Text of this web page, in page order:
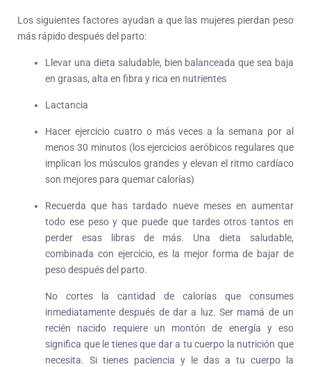
Los siguientes factores ayudan a que las mujeres pierdan peso
más rápido después del parto:
Llevar una dieta saludable, bien balanceada que sea baja
en grasas, alta en fibra y rica en nutrientes
Lactancia
Hacer ejercicio cuatro o más veces a la semana por al
menos 30 minutos (los ejercicios aeróbicos regulares que
implican los músculos grandes y elevan el ritmo cardíaco
son mejores para quemar calorías)
Recuerda que has tardado nueve meses en aumentar
todo ese peso y que puede que tardes otros tantos en
perder esas libras de más. Una dieta saludable,
combinada con ejercicio, es la mejor forma de bajar de
peso después del parto.
No cortes la cantidad de calorías que consumes
inmediatamente después de dar a luz. Ser mamá de un
recién nacido requiere un montón de energía y eso
significa que le tienes que dar a tu cuerpo la nutrición que
necesita. Si tienes paciencia y le das a tu cuerpo la